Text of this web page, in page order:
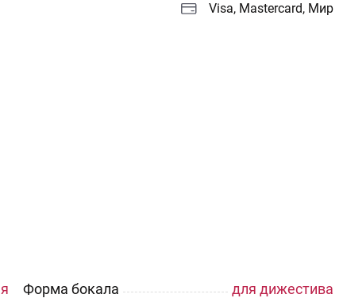
Visa, Mastercard, Мир
Форма бокала
для дижестива